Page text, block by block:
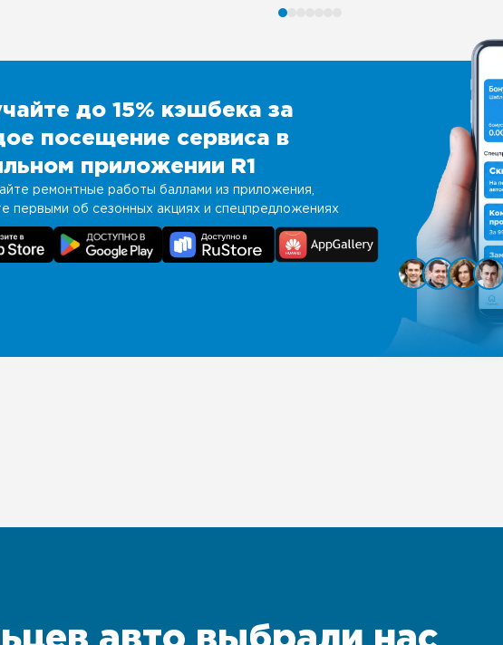
до 15% кэшбека за
посещение сервиса в
приложении R1
ремонтные работы баллами из приложения,
первыми об сезонных акциях и спецпредложениях